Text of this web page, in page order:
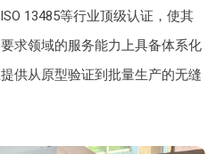
13485等行业顶级认证，使其
求领域的服务能力上具备体系化
供从原型验证到批量生产的无缝